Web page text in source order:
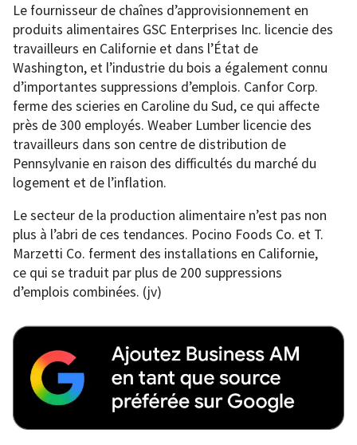
Le fournisseur de chaînes d’approvisionnement en
produits alimentaires GSC Enterprises Inc. licencie des
travailleurs en Californie et dans l’État de
Washington, et l’industrie du bois a également connu
d’importantes suppressions d’emplois. Canfor Corp.
ferme des scieries en Caroline du Sud, ce qui affecte
près de 300 employés. Weaber Lumber licencie des
travailleurs dans son centre de distribution de
Pennsylvanie en raison des difficultés du marché du
logement et de l’inflation.
Le secteur de la production alimentaire n’est pas non
plus à l’abri de ces tendances. Pocino Foods Co. et T.
Marzetti Co. ferment des installations en Californie,
ce qui se traduit par plus de 200 suppressions
d’emplois combinées. (jv)